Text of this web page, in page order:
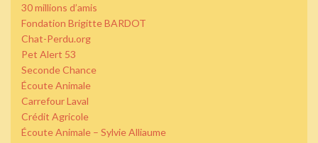
30 millions d’amis
Fondation Brigitte BARDOT
Chat-Perdu.org
Pet Alert 53
Seconde Chance
Écoute Animale
Carrefour Laval
Crédit Agricole
Écoute Animale – Sylvie Alliaume